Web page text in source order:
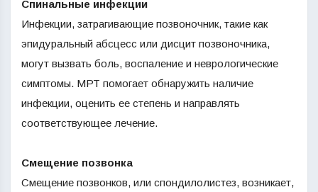
Спинальные инфекции
Инфекции, затрагивающие позвоночник, такие как
эпидуральный абсцесс или дисцит позвоночника,
могут вызвать боль, воспаление и неврологические
симптомы. МРТ помогает обнаружить наличие
инфекции, оценить ее степень и направлять
соответствующее лечение.
Смещение позвонка
Смещение позвонков, или спондилолистез, возникает,